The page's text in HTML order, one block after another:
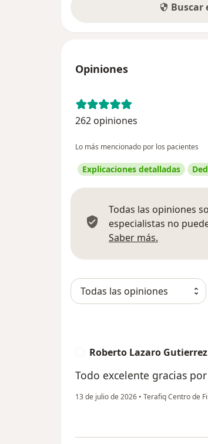
Buscar
Opiniones
262 opiniones
Lo más mencionado por los pacientes
Explicaciones detalladas
Todas las opiniones
especialistas no
Saber más.
Roberto Lazaro Gutierrez
Todo excelente gracias
13 de julio de 2026 • Terafiq Centro de